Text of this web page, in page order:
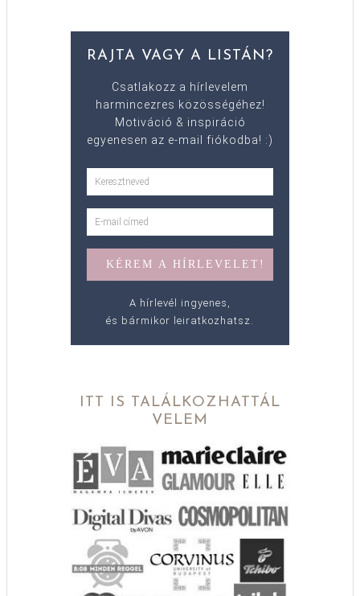
RAJTA VAGY A LISTÁN?
Csatlakozz a hírlevelem
harmincezres közösségéhez!
Motiváció & inspiráció
egyenesen az e-mail fiókodba! :)
A hírlevél ingyenes,
és bármikor leiratkozhatsz.
ITT IS TALÁLKOZHATTÁL
VELEM